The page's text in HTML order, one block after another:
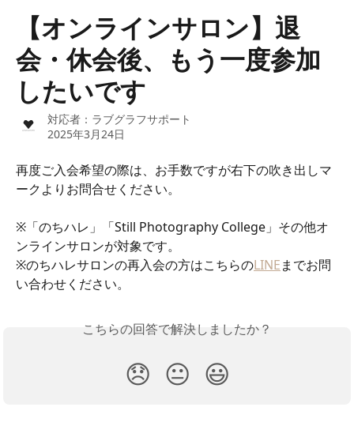
【オンラインサロン】退
会・休会後、もう一度参加
したいです
対応者： ラブグラフサポート
2025年3月24日
再度ご入会希望の際は、お手数ですが右下の吹き出しマ
ークよりお問合せください。
※「のちハレ」「Still Photography College」その他オ
ンラインサロンが対象です。
※のちハレサロンの再入会の方はこちらのLINEまでお問
い合わせください。
こちらの回答で解決しましたか？
😞 😐 😃